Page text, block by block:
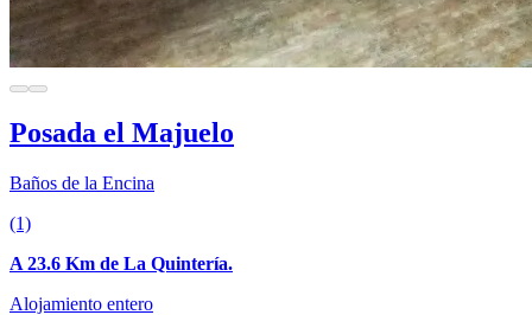
Posada el Majuelo
Baños de la Encina
(1)
A 23.6 Km de La Quintería.
Alojamiento entero